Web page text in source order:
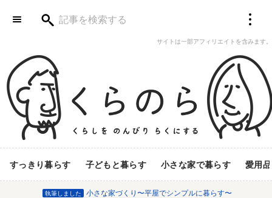
サイトは一部アフィリエイトを含みます。
すっきり暮らす 子どもと暮らす 小さな家で暮らす 愛用品
執筆しました 小さな家づくり〜平屋でシンプルに暮らす〜